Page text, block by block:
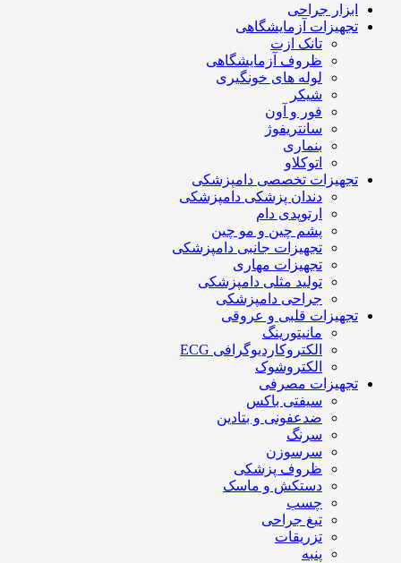
ابزار جراحی
تجهیزات آزمایشگاهی
تانک ازت
ظروف آزمایشگاهی
لوله های خونگیری
شیکر
فور و آون
سانتریفوژ
بنماری
اتوکلاو
تجهیزات تخصصی دامپزشکی
دندان پزشکی دامپزشکی
ارتوپدی دام
پشم چین و مو چین
تجهیزات جانبی دامپزشکی
تجهیزات مهاری
تولید مثلی دامپزشکی
جراحی دامپزشکی
تجهیزات قلبی و عروقی
مانیتورینگ
الکتروکاردیوگرافی ECG
الکتروشوک
تجهیزات مصرفی
سیفتی باکس
ضدعفونی و بتادین
سرنگ
سرسوزن
ظروف پزشکی
دستکش و ماسک
چسب
تیغ جراحی
تزریقات
پنبه